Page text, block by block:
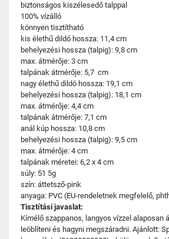
biztonságos kiszélesedő talppal
100% vízálló
könnyen tisztítható
kis élethű dildó hossza: 11,4 cm
behelyezési hossza (talpig): 9,8 cm
max. átmérője: 3 cm
talpának átmérője: 5,7 cm
nagy élethű dildó hossza: 19,1 cm
behelyezési hossza (talpig): 18,1 cm
max. átmérője: 4,4 cm
talpának átmérője: 7,1 cm
anál kúp hossza: 10,8 cm
behelyezési hossza (talpig): 9,5 cm
max. átmérője: 4 cm
talpának méretei: 6,2 x 4 cm
súly: 51 5g
szín: áttetsző-pink
anyaga: PVC (EU-rendeletnek megfelelő,
Tisztítási javaslat:
Kímélő szappanos, langyos vízzel alaposan
leöblíteni és hagyni megszáradni. Ajánlott: